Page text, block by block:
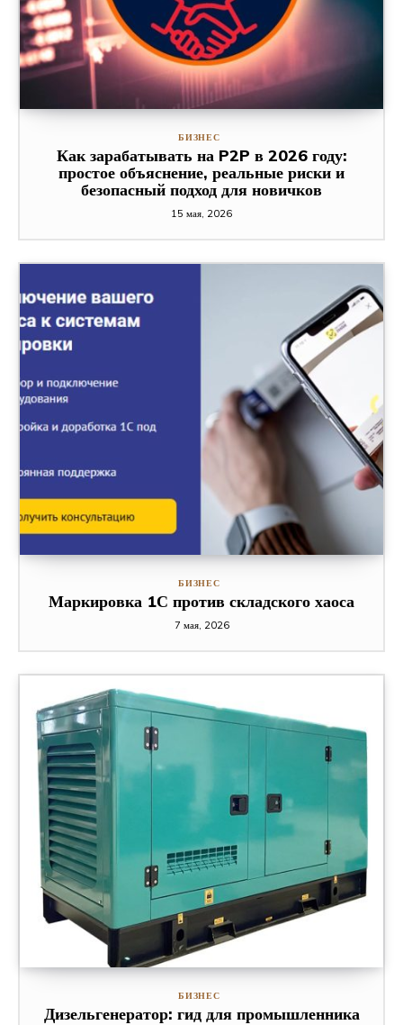
БИЗНЕС
Как зарабатывать на P2P в 2026 году:
простое объяснение, реальные риски и
безопасный подход для новичков
15 мая, 2026
БИЗНЕС
Маркировка 1С против складского хаоса
7 мая, 2026
БИЗНЕС
Дизельгенератор: гид для промышленника